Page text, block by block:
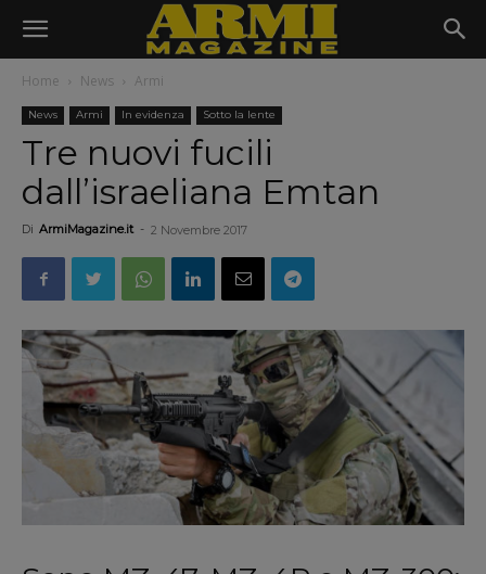
Home News Armi
News Armi In evidenza Sotto la lente
Tre nuovi fucili
dall’israeliana Emtan
Di ArmiMagazine.it - 2 Novembre 2017